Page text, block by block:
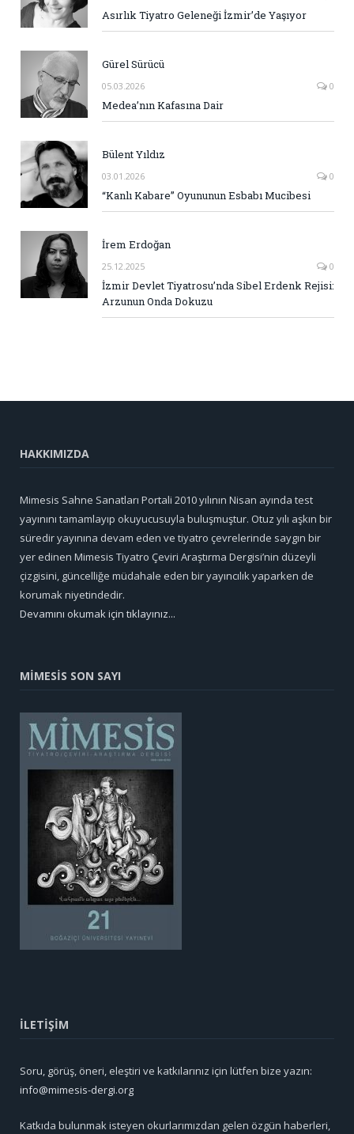
Asırlık Tiyatro Geleneği İzmir’de Yaşıyor
Gürel Sürücü
05.03.2026 0
Medea’nın Kafasına Dair
Bülent Yıldız
03.01.2026 0
“Kanlı Kabare” Oyununun Esbabı Mucibesi
İrem Erdoğan
25.12.2025 0
İzmir Devlet Tiyatrosu’nda Sibel Erdenk Rejisi:
Arzunun Onda Dokuzu
HAKKIMIZDA
Mimesis Sahne Sanatları Portali 2010 yılının Nisan ayında test
yayınını tamamlayıp okuyucusuyla buluşmuştur. Otuz yılı aşkın bir
süredir yayınına devam eden ve tiyatro çevrelerinde saygın bir
yer edinen Mimesis Tiyatro Çeviri Araştırma Dergisi’nin düzeyli
çizgisini, güncelliğe müdahale eden bir yayıncılık yaparken de
korumak niyetindedir.
Devamını okumak için tıklayınız...
MİMESİS SON SAYI
İLETİŞİM
Soru, görüş, öneri, eleştiri ve katkılarınız için lütfen bize yazın:
info@mimesis-dergi.org
Katkıda bulunmak isteyen okurlarımızdan gelen özgün haberleri,